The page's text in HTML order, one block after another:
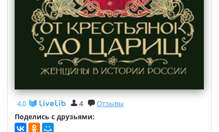
4,0 4
Отзывы
Поделись с друзьями: